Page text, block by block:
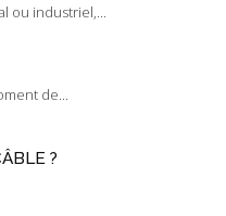
ou industriel,...
de...
?